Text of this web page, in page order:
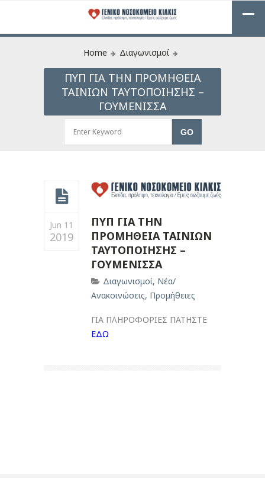
Home Διαγωνισμοί
ΠΥΠ ΓΙΑ ΤΗΝ ΠΡΟΜΗΘΕΙΑ
ΤΑΙΝΙΩΝ ΤΑΥΤΟΠΟΙΗΣΗΣ –
ΓΟΥΜΕΝΙΣΣΑ
Jun 11
2019
ΠΥΠ ΓΙΑ ΤΗΝ
ΠΡΟΜΗΘΕΙΑ ΤΑΙΝΙΩΝ
ΤΑΥΤΟΠΟΙΗΣΗΣ –
ΓΟΥΜΕΝΙΣΣΑ
Διαγωνισμοί, Νέα/
Ανακοινώσεις, Προμήθειες
ΓΙΑ ΠΛΗΡΟΦΟΡΙΕΣ ΠΑΤΗΣΤΕ
ΕΔΩ